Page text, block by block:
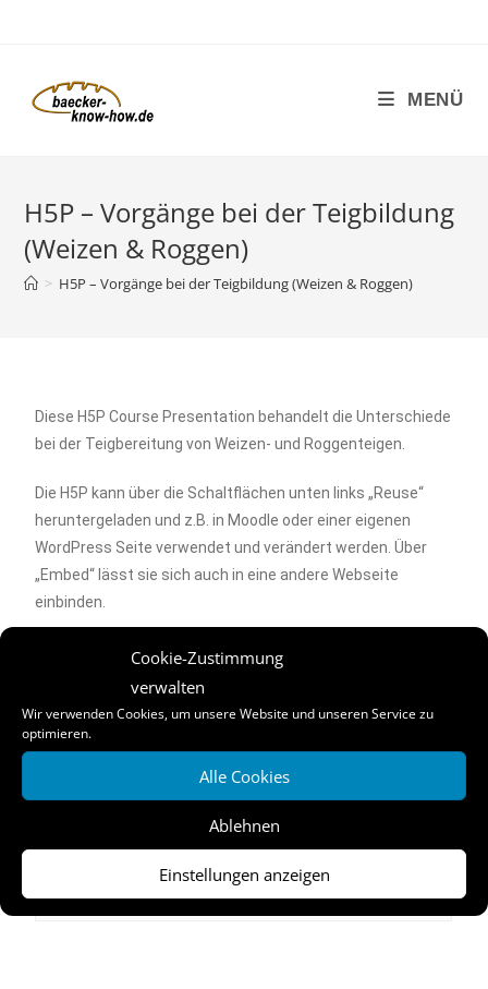
Cookie-Zustimmung
verwalten
Wir verwenden Cookies, um unsere Website und unseren Service zu
optimieren.
Alle Cookies
Ablehnen
Einstellungen anzeigen
MENÜ
H5P – Vorgänge bei der Teigbildung
(Weizen & Roggen)
> H5P – Vorgänge bei der Teigbildung (Weizen & Roggen)
Diese H5P Course Presentation behandelt die Unterschiede
bei der Teigbereitung von Weizen- und Roggenteigen.
Die H5P kann über die Schaltflächen unten links „Reuse“
heruntergeladen und z.B. in Moodle oder einer eigenen
WordPress Seite verwendet und verändert werden. Über
„Embed“ lässt sie sich auch in eine andere Webseite
einbinden.